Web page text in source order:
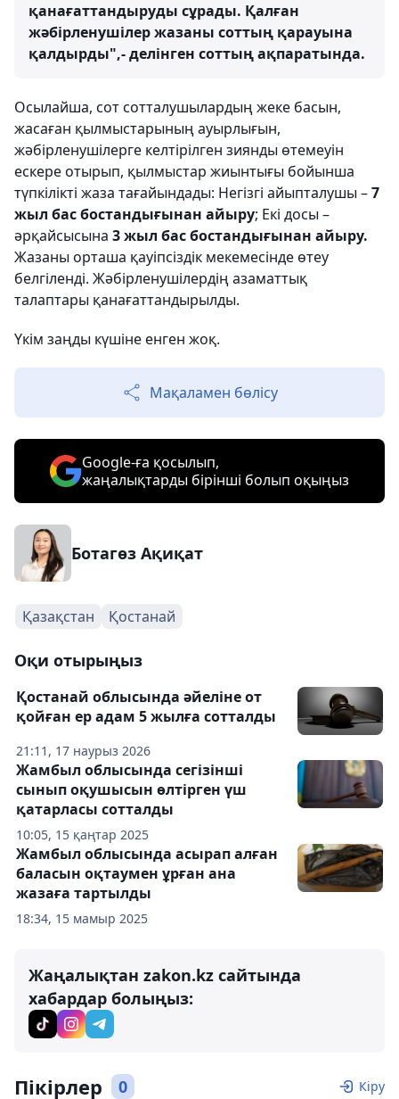
қанағаттандыруды сұрады. Қалған
жәбірленушілер жазаны соттың қарауына
қалдырды",- делінген соттың ақпаратында.
Осылайша, сот сотталушылардың жеке басын,
жасаған қылмыстарының ауырлығын,
жәбірленушілерге келтірілген зиянды өтемеуін
ескере отырып, қылмыстар жиынтығы бойынша
түпкілікті жаза тағайындады: Негізгі айыпталушы –7
жыл бас бостандығынан айыру; Екі досы –
әрқайсысына 3 жыл бас бостандығынан айыру.
Жазаны орташа қауіпсіздік мекемесінде өтеу
белгіленді. Жәбірленушілердің азаматтық
талаптары қанағаттандырылды.
Үкім заңды күшіне енген жоқ.
Мақаламен бөлісу
Google-ға қосылып,
жаңалықтарды бірінші болып оқыңыз
Ботагөз Ақиқат
Қазақстан Қостанай
Оқи отырыңыз
21:11, 17 наурыз 2026
Қостанай облысында әйеліне от
қойған ер адам 5 жылға сотталды
10:05, 15 қаңтар 2025
Жамбыл облысында сегізінші
сынып оқушысын өлтірген үш
қатарласы сотталды
18:34, 15 мамыр 2025
Жамбыл облысында асырап алған
баласын оқтаумен ұрған ана
жазаға тартылды
Жаңалықтан zakon.kz сайтында
хабардар болыңыз:
Пікірлер 0 Кіру